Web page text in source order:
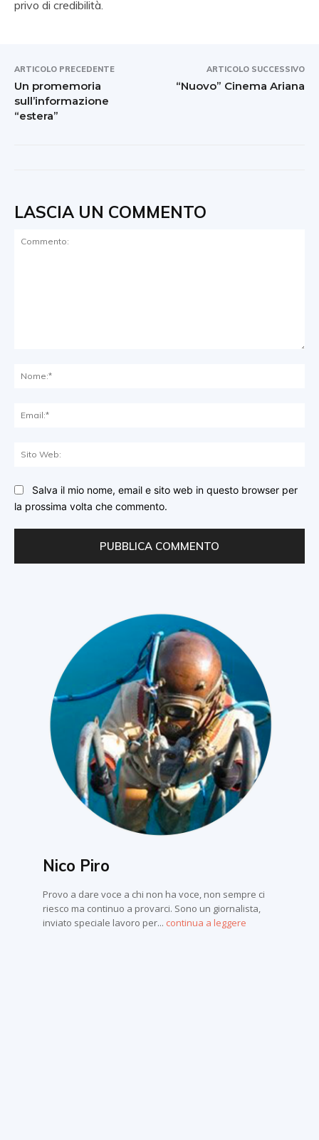
privo di credibilità.
ARTICOLO PRECEDENTE
Un promemoria
sull’informazione
“estera”
ARTICOLO SUCCESSIVO
“Nuovo” Cinema Ariana
LASCIA UN COMMENTO
Salva il mio nome, email e sito web in questo browser per
la prossima volta che commento.
Nico Piro
Provo a dare voce a chi non ha voce, non sempre ci
riesco ma continuo a provarci. Sono un giornalista,
inviato speciale lavoro per... continua a leggere